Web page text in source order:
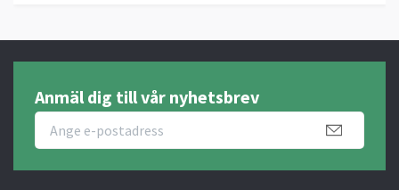
Anmäl dig till vår nyhetsbrev